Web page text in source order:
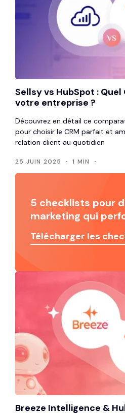
Sellsy vs HubSpot :
votre entreprise ?
Découvrez en détail ce
pour choisir le CRM parfait et
relation client au quotidien
25 JUIN 2025 1 MIN
Breeze Intelligence &
5 checklists pour
marketing qui
Télécharger les